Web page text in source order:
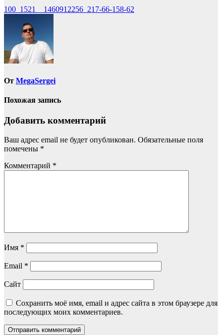
Навигация
записям
100_1521__1460912256_217-66-158-62
От MegaSergei
Похожая запись
Добавить комментарий
Ваш адрес email не будет опубликован. Обязательные поля
помечены *
Комментарий *
Имя *
Email *
Сайт
Сохранить моё имя, email и адрес сайта в этом браузере для
последующих моих комментариев.